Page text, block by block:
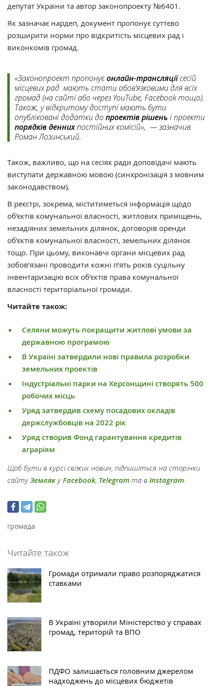
депутат України та автор законопроекту №6401.
Як зазначає нардеп, документ пропонує суттєво
розширити норми про відкритість місцевих рад і
виконкомів громад.
«Законопроект пропонуєонлайн-трансляціїсесій
місцевих рад мають стати обов’язковими для всіх
громад (на сайті або через YouTube, Facebook тощо).
Також, у відкритому доступі мають бути
опубліковані додатки до проектів рішень і проекти
порядків деннихпостійних комісій», — зазначив
Роман Лозинський.
Також, важливо, що на сесіях ради доповідачі мають
виступати державною мовою (синхронізація з мовним
законодавством).
В реєстрі, зокрема, міститиметься інформація щодо
об’єктів комунальної власності, житлових приміщень,
незадіяних земельних ділянок, договорів оренди
об’єктів комунальної власності, земельних ділянок
тощо. При цьому, виконавчі органи місцевих рад
зобов’язані проводити кожні п’ять років суцільну
інвентаризацію всіх об’єктів права комунальної
власності територіальної громади.
Читайте також:
Селяни можуть покращити житлові умови за
державною програмою
В Україні затвердили нові правила розробки
земельних проектів
Індустріальні парки на Херсонщині створять 500
робочих місць
Уряд затвердив схему посадових окладів
держслужбовців на 2022 рік
Уряд створив Фонд гарантування кредитів
аграріям
Щоб бути в курсі свіжих новин, підпишіться на сторінки
сайтуЗемлякуFacebook, Telegram та в Instagram
громада
Читайте також
Громади отримали право розпоряджатися
ставками
В Україні утворили Міністерство у справах
громад, територій та ВПО
ПДФО залишається головним джерелом
надходжень до місцевих бюджетів